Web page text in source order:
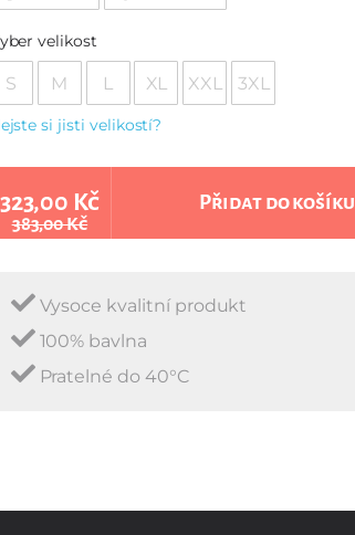
velikost
S M L XL XXL 3XL
si jisti velikostí?
323,00 Kč
383,00 Kč
Přidat do košíku
Vysoce kvalitní produkt
100% bavlna
Pratelné do 40°C